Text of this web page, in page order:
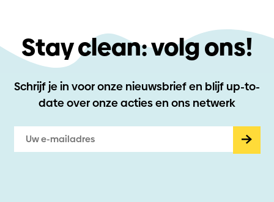
Stay clean: volg ons!
Schrijf je in voor onze nieuwsbrief en blijf up-to-
dateover onze acties en ons netwerk